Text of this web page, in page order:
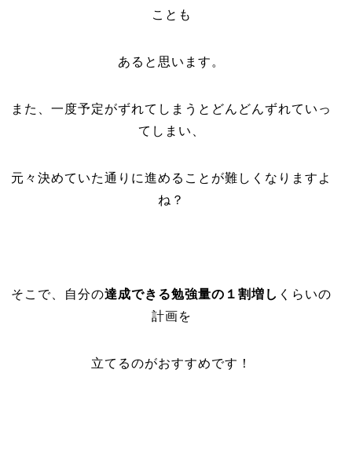
ことも
あると思います。
また、一度予定がずれてしまうとどんどんずれていっ
てしまい、
元々決めていた通りに進めることが難しくなりますよ
ね？
そこで、自分の達成できる勉強量の１割増し くらいの
計画を
立てるのがおすすめです！